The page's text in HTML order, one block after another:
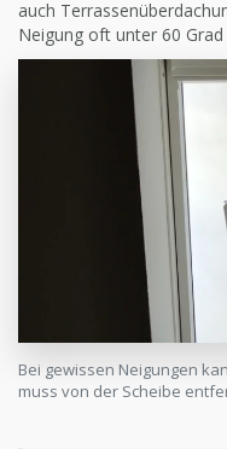
auch
Neigung oft unter 60 Grad
Bei gewissen Neigungen
muss von der Scheibe